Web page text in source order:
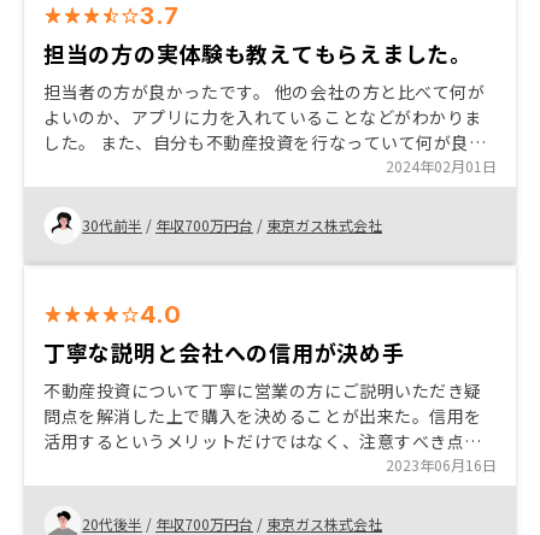
3.7
担当の方の実体験も教えてもらえました。
担当者の方が良かったです。 他の会社の方と比べて何が
よいのか、アプリに力を入れていることなどがわかりま
した。 また、自分も不動産投資を行なっていて何が良か
ったのかや何に気をつけているのか実体験を教えてくれ
たので、初心者の私も不動産投資をすることを決められ
ました。
2024年02月01日
30代前半 / 年収700万円台 / 東京ガス株式会社
4.0
丁寧な説明と会社への信用が決め手
不動産投資について丁寧に営業の方にご説明いただき疑
問点を解消した上で購入を決めることが出来た。信用を
活用するというメリットだけではなく、注意すべき点に
ついても説明いただけたので吟味し納得出来た。会社が
上場しているため一定の信頼が置けることも購入の決め
手になった。
2023年06月16日
20代後半 / 年収700万円台 / 東京ガス株式会社